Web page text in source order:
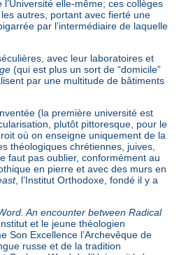
elle-même; ces collèges
autres, portant avec fierté une
par l’intermédiaire de laquelle
avec leur laboratoires et
(qui est plus un sort de “domicile”
par une multitude de bâtiments
(la première université est
plutôt pittoresque, pour le
où on enseigne uniquement de la
théologiques chrétiennes, juives,
faut pas oublier, conformément au
en pierre et avec des murs en
, l’Institut Orthodoxe, fondé il y a
An encounter between Radical
et le jeune théologien
Son Excellence l’Archevêque de
russe et de la tradition